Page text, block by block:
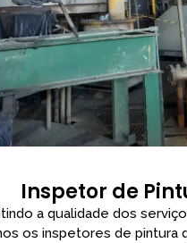
Inspetor de
a qualidade dos
os inspetores de pintura